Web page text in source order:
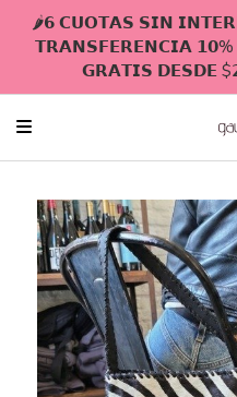
🌶𝟲 𝗖𝗨𝗢𝗧𝗔𝗦 𝗦𝗜𝗡
𝗧𝗥𝗔𝗡𝗦𝗙𝗘𝗥𝗘𝗡𝗖𝗜𝗔
𝗚𝗥𝗔𝗧𝗜𝗦 𝗗𝗘𝗦𝗗𝗘